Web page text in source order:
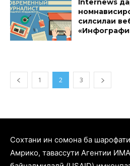
Internews
силсилаи
1 2 3
Cохтани ин сомона ба
Амрико, тавассути Агентии